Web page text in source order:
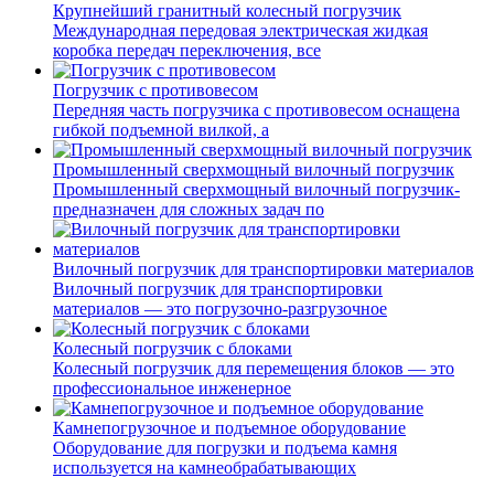
Крупнейший гранитный колесный погрузчик
Международная передовая электрическая жидкая
коробка передач переключения, все
Погрузчик с противовесом
Передняя часть погрузчика с противовесом оснащена
гибкой подъемной вилкой, а
Промышленный сверхмощный вилочный погрузчик
Промышленный сверхмощный вилочный погрузчик-
предназначен для сложных задач по
Вилочный погрузчик для транспортировки материалов
Вилочный погрузчик для транспортировки
материалов — это погрузочно-разгрузочное
Колесный погрузчик с блоками
Колесный погрузчик для перемещения блоков — это
профессиональное инженерное
Камнепогрузочное и подъемное оборудование
Оборудование для погрузки и подъема камня
используется на камнеобрабатывающих